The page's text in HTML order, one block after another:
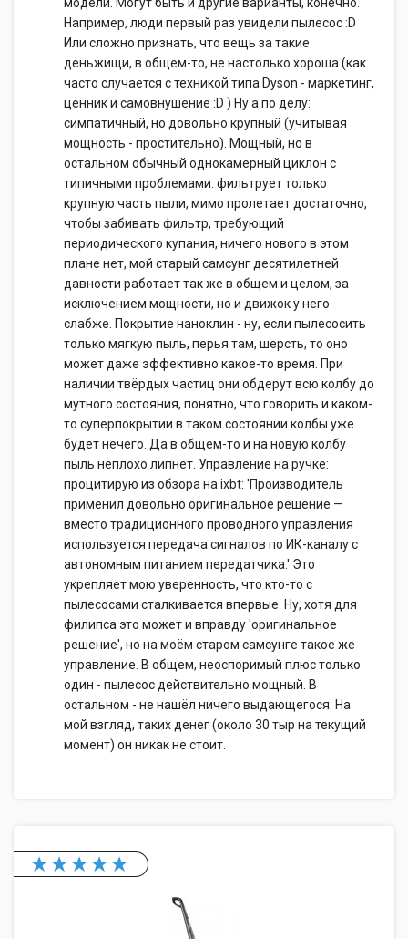
Например, люди первый раз увидели пылесос :D
Или сложно признать, что вещь за такие
деньжищи, в общем-то, не настолько хороша (как
часто случается с техникой типа Dyson - маркетинг,
ценник и самовнушение :D ) Ну а по делу:
симпатичный, но довольно крупный (учитывая
мощность - простительно). Мощный, но в
остальном обычный однокамерный циклон с
типичными проблемами: фильтрует только
крупную часть пыли, мимо пролетает достаточно,
чтобы забивать фильтр, требующий
периодического купания, ничего нового в этом
плане нет, мой старый самсунг десятилетней
давности работает так же в общем и целом, за
исключением мощности, но и движок у него
слабже. Покрытие наноклин - ну, если пылесосить
только мягкую пыль, перья там, шерсть, то оно
может даже эффективно какое-то время. При
наличии твёрдых частиц они обдерут всю колбу до
мутного состояния, понятно, что говорить и каком-
то суперпокрытии в таком состоянии колбы уже
будет нечего. Да в общем-то и на новую колбу
пыль неплохо липнет. Управление на ручке:
процитирую из обзора на ixbt: 'Производитель
применил довольно оригинальное решение —
вместо традиционного проводного управления
используется передача сигналов по ИК-каналу с
автономным питанием передатчика.' Это
укрепляет мою уверенность, что кто-то с
пылесосами сталкивается впервые. Ну, хотя для
филипса это может и вправду 'оригинальное
решение', но на моём старом самсунге такое же
управление. В общем, неоспоримый плюс только
один - пылесос действительно мощный. В
остальном - не нашёл ничего выдающегося. На
мой взгляд, таких денег (около 30 тыр на текущий
момент) он никак не стоит.